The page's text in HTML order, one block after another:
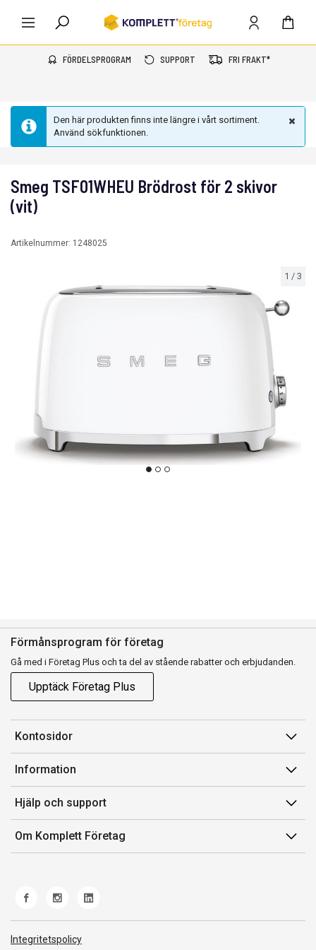
FÖRDELSPROGRAM SUPPORT FRI FRAKT*
Den här produkten finns inte längre i vårt sortiment.
Använd sökfunktionen.
1 / 3
Smeg TSF01WHEU Brödrost för 2 skivor
(vit)
Artikelnummer: 1248025
Förmånsprogram för företag
Gå med i Företag Plus och ta del av stående rabatter och erbjudanden.
Upptäck Företag Plus
Kontosidor
Mina sidor
Orderhistorik
Fakturor & Kvitton
Inköpslistor
Information
Försäljningsvillkor
Villkor för Komplett Företag Plus
Felsökning & guider
Hjälp och support
Kontakta oss
Kundservice
Frakt och leverans
Om Komplett Företag
Integritetspolicy